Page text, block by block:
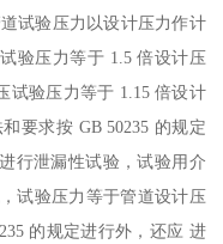
试验压力以设计压力作计
验压力等于 1.5 倍设计压
试验压力等于 1.15 倍设计
要求按 GB 50235 的规定
行泄漏性试验，试验用介
试验压力等于管道设计压
的规定进行外，还应 进